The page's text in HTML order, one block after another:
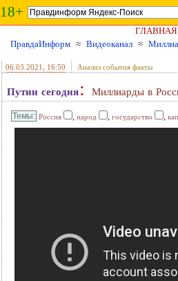
18+
ГЛАВНАЯ
ПравдаИнформ ≈ Видеоканал ≈
06.03.2021 , 16:50 Анализ события факты
Путин сегодня: Миллиарды в
Россия , народ , государство ,